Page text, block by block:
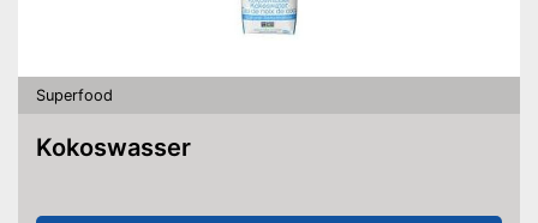
Superfood
Kokoswasser